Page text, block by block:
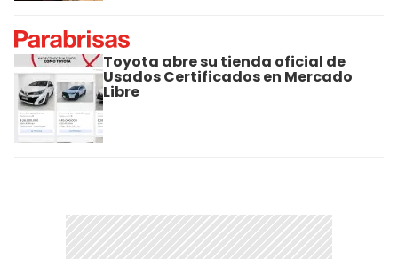
Toyota abre su tienda oficial de
Usados Certificados en Mercado
Libre